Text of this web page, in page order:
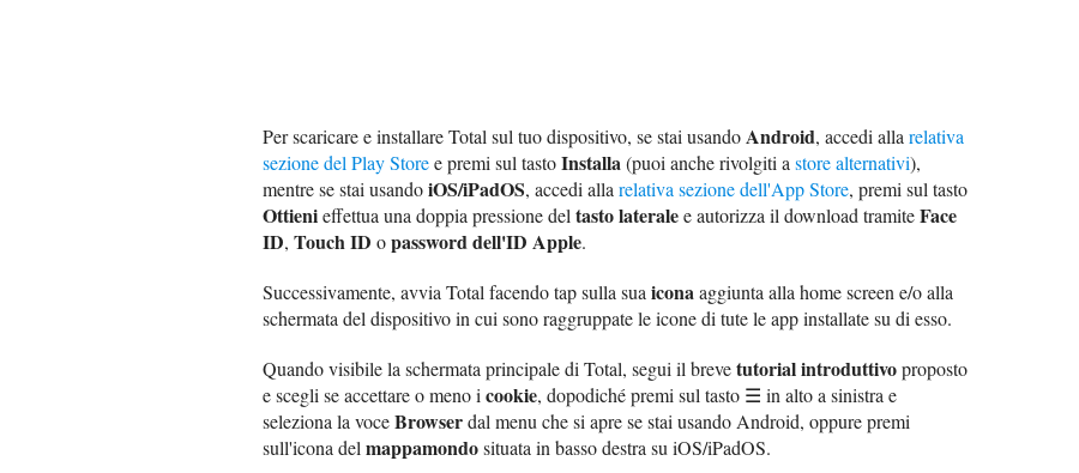
Per scaricare e installare Total sul tuo dispositivo, se stai usandoAndroid, accedi alla relativa
sezione del Play Storee premi sul tastoInstalla(puoi anche rivolgiti a store alternativi),
mentre se stai usandoiOS/iPadOS, accedi alla relativa sezione dell'App Store, premi sul tasto
Ottienieffettua una doppia pressione del tasto lateralee autorizza il download tramiteFace
ID, Touch ID opassword dell'ID Apple.
Successivamente, avvia Total facendo tap sulla sua iconaaggiunta alla home screen e/o alla
schermata del dispositivo in cui sono raggruppate le icone di tute le app installate su di esso.
Quando visibile la schermata principale di Total, segui il brevetutorial introduttivoproposto
e scegli se accettare o meno i cookie, dopodiché premi sul tasto ☰ in alto a sinistra e
seleziona la voceBrowserdal menu che si apre se stai usando Android, oppure premi
sull'icona del mappamondosituata in basso destra su iOS/iPadOS.